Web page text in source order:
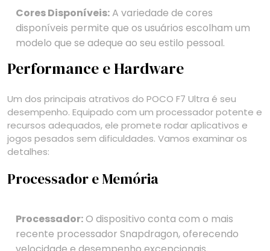
Cores Disponíveis:A variedade de cores
disponíveis permite que os usuários escolham um
modelo que se adeque ao seu estilo pessoal.
Performance e Hardware
Um dos principais atrativos do POCO F7 Ultra é seu
desempenho. Equipado com um processador potente e
recursos adequados, ele promete rodar aplicativos e
jogos pesados sem dificuldades. Vamos examinar os
detalhes:
Processador e Memória
Processador:O dispositivo conta com o mais
recente processador Snapdragon, oferecendo